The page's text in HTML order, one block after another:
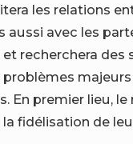
les relations
aussi avec les
recherchera des
En premier lieu,
la fidélisation de